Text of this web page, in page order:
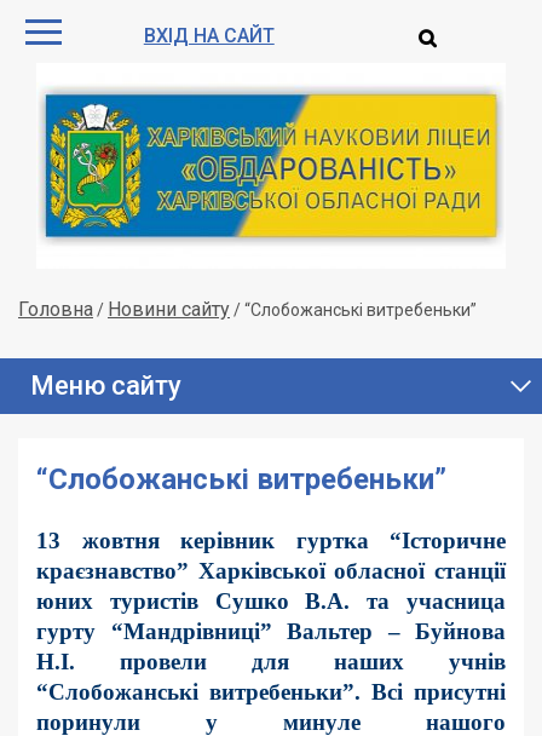
ВХІД НА САЙТ
Головна/ Новини сайту/“Слобожанські витребеньки”
Меню сайту
“Слобожанські витребеньки”
13 жовтня керівник гуртка “Історичне
краєзнавство” Харківської обласної станції
юних туристів Сушко В.А. та учасница
гурту “Мандрівниці” Вальтер – Буйнова
Н.І. провели для наших учнів
“Слобожанські витребеньки”. Всі присутні
поринули у минуле нашого